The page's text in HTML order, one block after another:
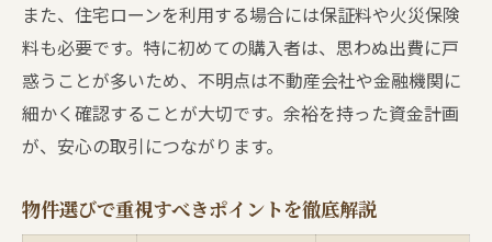
また、住宅ローンを利用する場合には保証料や火災保険
料も必要です。特に初めての購入者は、思わぬ出費に戸
惑うことが多いため、不明点は不動産会社や金融機関に
細かく確認することが大切です。余裕を持った資金計画
が、安心の取引につながります。
物件選びで重視すべきポイントを徹底解説